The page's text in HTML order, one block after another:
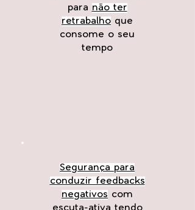
para não ter
retrabalho que
consome o seu
tempo
Segurança para
conduzir feedbacks
negativos com